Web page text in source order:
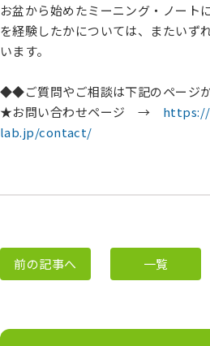
お盆から始めたミーニング・ノート
を経験したかについては、またいず
います。
◆◆ご質問やご相談は下記のペー
★お問い合わせページ →
lab.jp/contact/
前の記事へ 一覧